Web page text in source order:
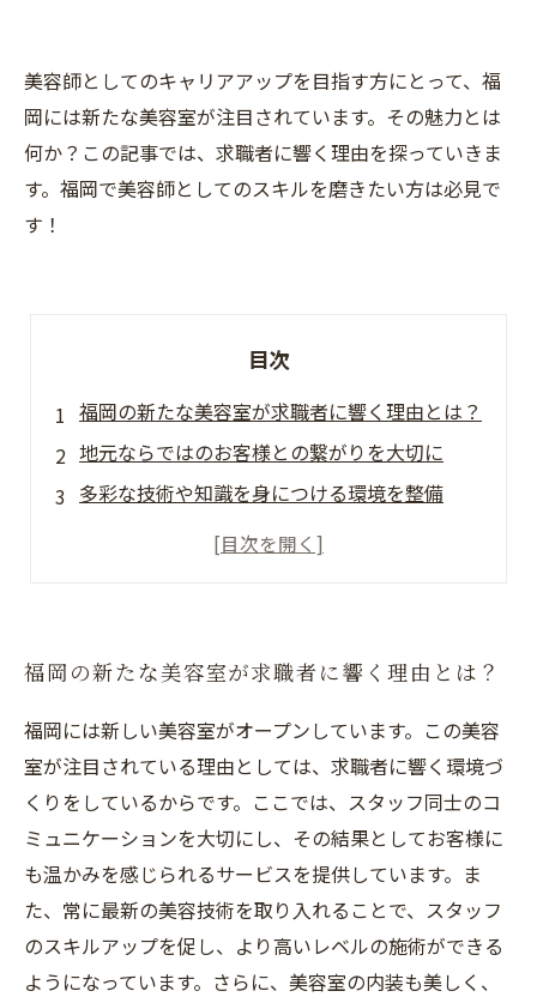
美容師としてのキャリアアップを目指す方にとって、福
岡には新たな美容室が注目されています。その魅力とは
何か？この記事では、求職者に響く理由を探っていきま
す。福岡で美容師としてのスキルを磨きたい方は必見で
す！
目次
福岡の新たな美容室が求職者に響く理由とは？
地元ならではのお客様との繋がりを大切に
多彩な技術や知識を身につける環境を整備
社員一人ひとりが輝けるチャンスを提供
福岡の新たな美容室が求職者に響く理由とは？
福岡には新しい美容室がオープンしています。この美容
室が注目されている理由としては、求職者に響く環境づ
くりをしているからです。ここでは、スタッフ同士のコ
ミュニケーションを大切にし、その結果としてお客様に
も温かみを感じられるサービスを提供しています。ま
た、常に最新の美容技術を取り入れることで、スタッフ
のスキルアップを促し、より高いレベルの施術ができる
ようになっています。さらに、美容室の内装も美しく、